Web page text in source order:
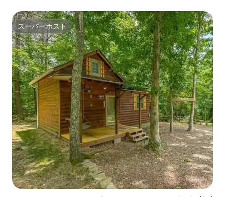
スーパーホスト
スーパーホスト